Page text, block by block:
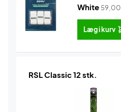
White 59,00
Læg i kurv
RSL Classic 12 stk.